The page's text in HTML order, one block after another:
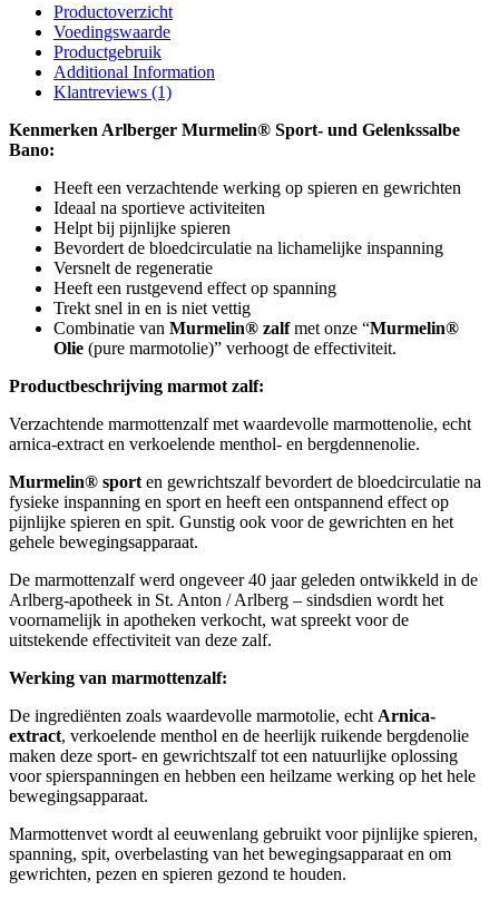
Productoverzicht
Voedingswaarde
Productgebruik
Additional Information
Klantreviews (1)
Kenmerken Arlberger Murmelin® Sport- und Gelenkssalbe
Bano:
Heeft een verzachtende werking op spieren en gewrichten
Ideaal na sportieve activiteiten
Helpt bij pijnlijke spieren
Bevordert de bloedcirculatie na lichamelijke inspanning
Versnelt de regeneratie
Heeft een rustgevend effect op spanning
Trekt snel in en is niet vettig
Combinatie van Murmelin® zalfmet onze “Murmelin®
Olie (pure marmotolie)” verhoogt de effectiviteit.
Productbeschrijving marmot zalf:
Verzachtende marmottenzalf met waardevolle marmottenolie, echt
arnica-extract en verkoelende menthol- en bergdennenolie.
Murmelin® sport en gewrichtszalf bevordert de bloedcirculatie na
fysieke inspanning en sport en heeft een ontspannend effect op
pijnlijke spieren en spit. Gunstig ook voor de gewrichten en het
gehele bewegingsapparaat.
De marmottenzalf werd ongeveer 40 jaar geleden ontwikkeld in de
Arlberg-apotheek in St. Anton / Arlberg – sindsdien wordt het
voornamelijk in apotheken verkocht, wat spreekt voor de
uitstekende effectiviteit van deze zalf.
Werking van marmottenzalf:
De ingrediënten zoals waardevolle marmotolie, echt Arnica-
extract, verkoelende menthol en de heerlijk ruikende bergdenolie
maken deze sport- en gewrichtszalf tot een natuurlijke oplossing
voor spierspanningen en hebben een heilzame werking op het hele
bewegingsapparaat.
Marmottenvet wordt al eeuwenlang gebruikt voor pijnlijke spieren,
spanning, spit, overbelasting van het bewegingsapparaat en om
gewrichten, pezen en spieren gezond te houden.